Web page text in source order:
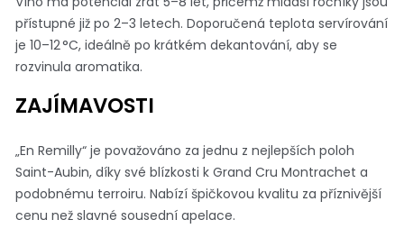
přístupné již po 2–3 letech. Doporučená teplota servírování
je 10–12 °C, ideálně po krátkém dekantování, aby se
rozvinula aromatika.
ZAJÍMAVOSTI
„En Remilly“ je považováno za jednu z nejlepších poloh
Saint-Aubin, díky své blízkosti k Grand Cru Montrachet a
podobnému terroiru. Nabízí špičkovou kvalitu za příznivější
cenu než slavné sousední apelace.